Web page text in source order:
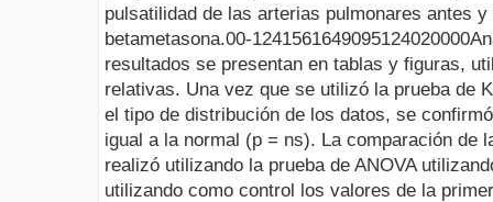
pulsatilidad de las arterias pulmonares antes
betametasona.00-1241561649095124020000
resultados se presentan en tablas y figuras,
relativas. Una vez que se utilizó la prueba de
el tipo de distribución de los datos, se
igual a la normal (p = ns). La comparación de
realizó utilizando la prueba de ANOVA
utilizando como control los valores de la